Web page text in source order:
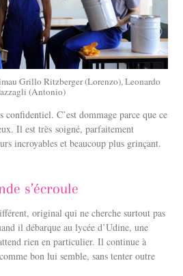
Grillo Ritzberger (Lorenzo), Leonardo
(Antonio)
confidentiel. C’est dommage parce que ce
Il est très soigné, parfaitement
incroyables et beaucoup plus grinçant.
s’écroule
original qui ne cherche surtout pas
il débarque au lycée d’Udine, une
rien en particulier. Il continue à
bon lui semble, sans tenter outre